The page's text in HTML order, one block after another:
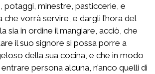
potaggi, minestre, pasticcerie, e
che vorrà servire, e dargli l’hora del
sia in ordine il mangiare, acciò, che
il suo signore si possa porre a
della sua cocina, e che in modo
persona alcuna, n’anco quelli di